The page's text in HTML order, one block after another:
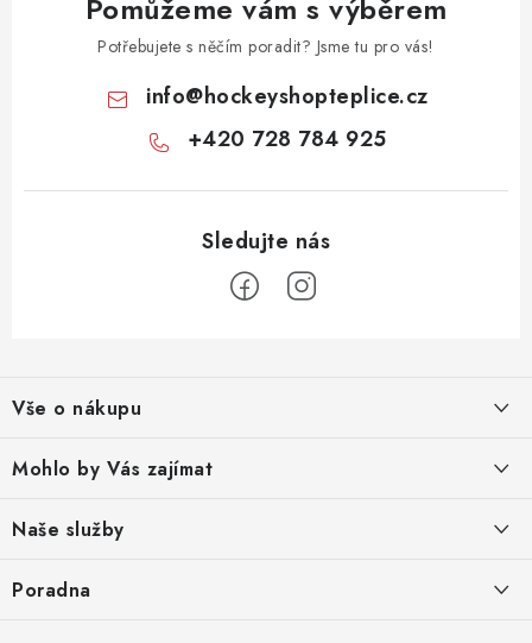
Pomůžeme vám s výběrem
Potřebujete s něčím poradit? Jsme tu pro vás!
info@hockeyshopteplice.cz
+420 728 784 925
p
a
Vše o nákupu
Obchodní podmínky
Odstoupení od smlouvy
Podmínky ochrany osobních údajů
Mohlo by Vás zajímat
Kontakty
Naše služby
Poradna